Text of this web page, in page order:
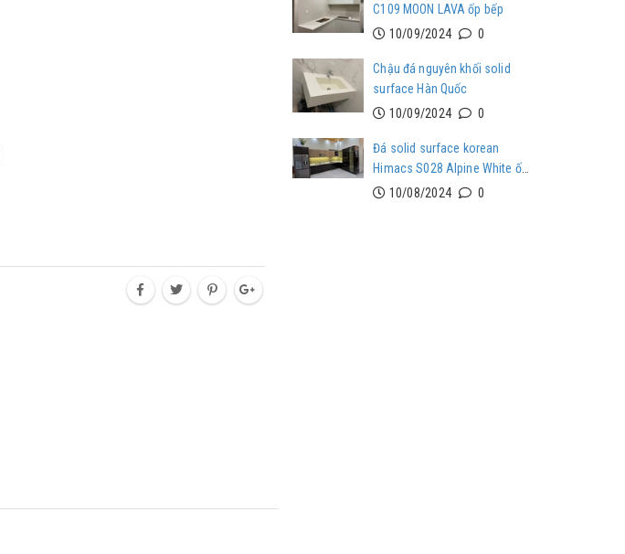
C109 MOON LAVA ốp bếp
10/09/2024
0
Chậu đá nguyên khối solid
surface Hàn Quốc
10/09/2024
0
Đá solid surface korean
Himacs S028 Alpine White ốp
mặt bếp tại Phú Mỹ Hưng
10/08/2024 0